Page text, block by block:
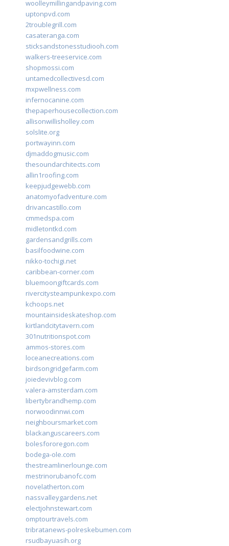
woolleymillingandpaving.com
uptonpvd.com
2troublegrill.com
casateranga.com
sticksandstonesstudiooh.com
walkers-treeservice.com
shopmossi.com
untamedcollectivesd.com
mxpwellness.com
infernocanine.com
thepaperhousecollection.com
allisonwillisholley.com
solslite.org
portwayinn.com
djmaddogmusic.com
thesoundarchitects.com
allin1roofing.com
keepjudgewebb.com
anatomyofadventure.com
drivancastillo.com
cmmedspa.com
midletontkd.com
gardensandgrills.com
basilfoodwine.com
nikko-tochigi.net
caribbean-corner.com
bluemoongiftcards.com
rivercitysteampunkexpo.com
kchoops.net
mountainsideskateshop.com
kirtlandcitytavern.com
301nutritionspot.com
ammos-stores.com
loceanecreations.com
birdsongridgefarm.com
joiedevivblog.com
valera-amsterdam.com
libertybrandhemp.com
norwoodinnwi.com
neighboursmarket.com
blackanguscareers.com
bolesfororegon.com
bodega-ole.com
thestreamlinerlounge.com
mestrinorubanofc.com
novelatherton.com
nassvalleygardens.net
electjohnstewart.com
omptourtravels.com
tribratanews-polreskebumen.com
rsudbayuasih.org